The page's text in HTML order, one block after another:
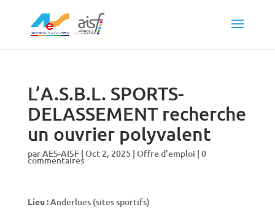
L’A.S.B.L. SPORTS-
DELASSEMENT recherche
un ouvrier polyvalent
parAES-AISF| Oct 2, 2025 | Offre d'emploi | 0
commentaires
Lieu :Anderlues (sites sportifs)